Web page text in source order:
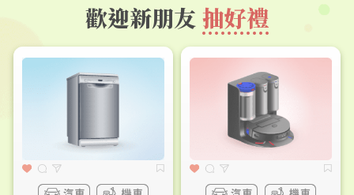
歡迎新朋友 抽好禮